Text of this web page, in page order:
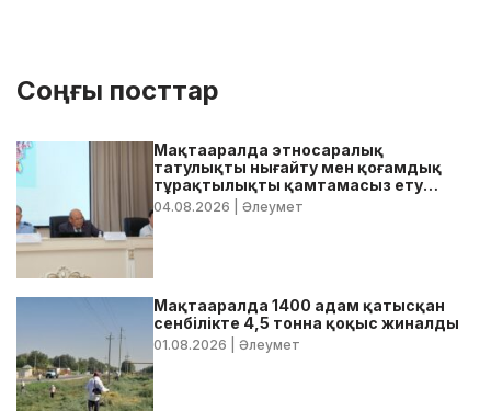
Соңғы посттар
Мақтааралда этносаралық
татулықты нығайту мен қоғамдық
тұрақтылықты қамтамасыз ету
бойынша жедел кеңес өтті
04.08.2026 | Әлеумет
Мақтааралда 1400 адам қатысқан
сенбілікте 4,5 тонна қоқыс жиналды
01.08.2026 | Әлеумет